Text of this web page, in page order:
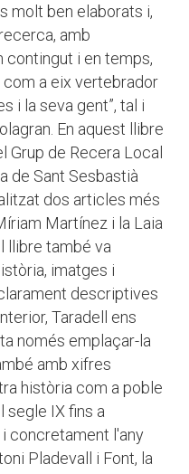
molt ben elaborats i,
amb
contingut i en temps,
a eix vertebrador
i la seva gent”, tal i
En aquest llibre
Grup de Recera Local
de Sant Sesbastià
dos articles més
Martínez i la Laia
llibre també va
imatges i
descriptives
Taradell ens
només emplaçar-la
amb xifres
història com a poble
segle IX fins a
concretament l'any
Pladevall i Font, la